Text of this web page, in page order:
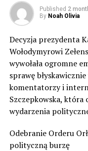
Published 2
By Noah Olivia
Decyzja prezydenta
Wołodymyrowi
wywołała ogromne
sprawę
komentatorzy i
Szczepkowska,
wydarzenia
Odebranie Orderu
polityczną burzę